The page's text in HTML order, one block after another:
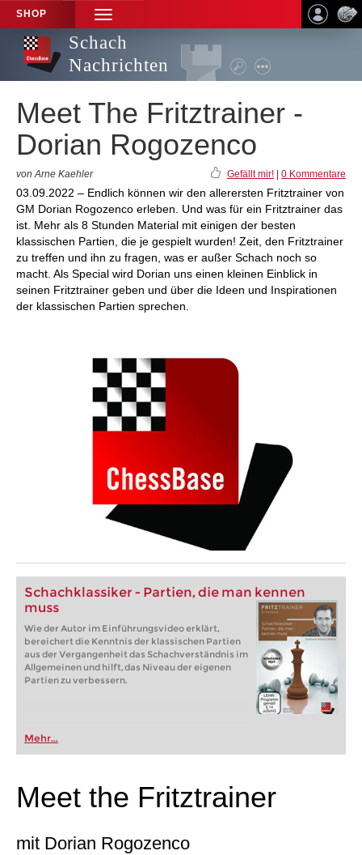
SHOP
TOGGLE
NAVIGATION
Schach
Nachrichten
Meet The Fritztrainer -
Dorian Rogozenco
von Arne Kaehler Gefällt mir! 0 Kommentare
03.09.2022 – Endlich können wir den allerersten Fritztrainer von
GM Dorian Rogozenco erleben. Und was für ein Fritztrainer das
ist. Mehr als 8 Stunden Material mit einigen der besten
klassischen Partien, die je gespielt wurden! Zeit, den Fritztrainer
zu treffen und ihn zu fragen, was er außer Schach noch so
macht. Als Special wird Dorian uns einen kleinen Einblick in
seinen Fritztrainer geben und über die Ideen und Inspirationen
der klassischen Partien sprechen.
Schachklassiker - Partien, die man kennen
muss
Wie der Autor im Einführungsvideo erklärt,
bereichert die Kenntnis der klassischen Partien
aus der Vergangenheit das Schachverständnis im
Allgemeinen und hilft, das Niveau der eigenen
Partien zu verbessern.
Mehr...
Meet the Fritztrainer
mit Dorian Rogozenco